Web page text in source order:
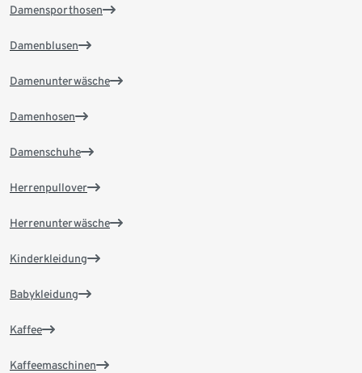
Damensporthosen
Damenblusen
Damenunterwäsche
Damenhosen
Damenschuhe
Herrenpullover
Herrenunterwäsche
Kinderkleidung
Babykleidung
Kaffee
Kaffeemaschinen